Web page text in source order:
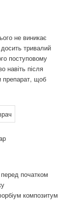
не виникає
тривалий
поступовому
навіть після
препарат, щоб
початком
композитум